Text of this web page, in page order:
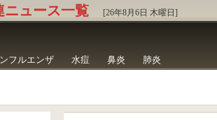
ニュース一覧 [26年8月6日 木曜日]
フルエンザ 水痘 鼻炎 肺炎